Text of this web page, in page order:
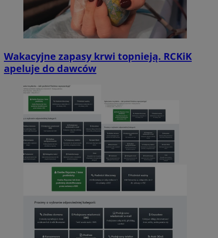
Wakacyjne zapasy krwi topnieją. RCKiK
apeluje do dawców